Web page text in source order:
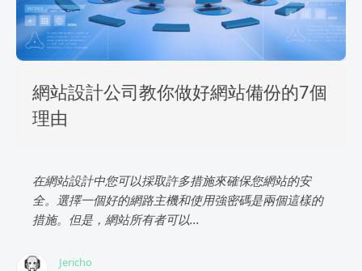
網站設計公司教你做好網站備份的7個
理由
在網站設計中您可以採取許多措施來確保您網站的安
全。選擇一個好的網路主機和使用強密碼是兩個這樣的
措施。但是，網站所有者可以...
Jericho